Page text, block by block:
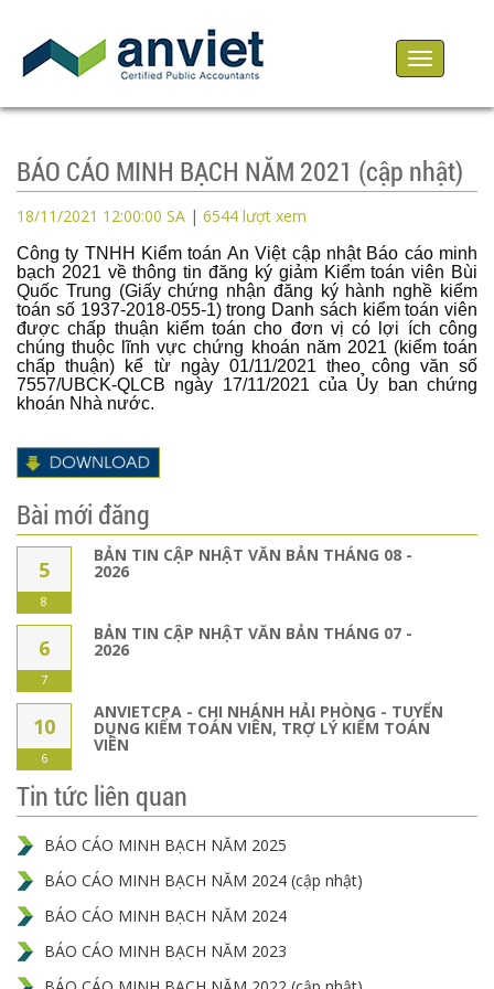
Toggle
BÁO CÁO MINH BẠCH NĂM 2021 (cập nhật)
18/11/2021 12:00:00 SA | 6544 lượt xem
Công ty TNHH Kiểm toán An Việt cập nhật Báo cáo minh
bạch 2021 về thông tin đăng ký giảm Kiểm toán viên Bùi
Quốc Trung (Giấy chứng nhận đăng ký hành nghề kiểm
toán số 1937-2018-055-1) trong Danh sách kiểm toán viên
được chấp thuận kiểm toán cho đơn vị có lợi ích công
chúng thuộc lĩnh vực chứng khoán năm 2021 (kiểm toán
chấp thuận) kể từ ngày 01/11/2021 theo công văn số
7557/UBCK-QLCB ngày 17/11/2021 của Ủy ban chứng
khoán Nhà nước.
Bài mới đăng
5
8
BẢN TIN CẬP NHẬT VĂN BẢN THÁNG 08 -
2026
6
7
BẢN TIN CẬP NHẬT VĂN BẢN THÁNG 07 -
2026
10
6
ANVIETCPA - CHI NHÁNH HẢI PHÒNG - TUYỂN
DỤNG KIỂM TOÁN VIÊN, TRỢ LÝ KIỂM TOÁN
VIÊN
Tin tức liên quan
BÁO CÁO MINH BẠCH NĂM 2025
BÁO CÁO MINH BẠCH NĂM 2024 (cập nhật)
BÁO CÁO MINH BẠCH NĂM 2024
BÁO CÁO MINH BẠCH NĂM 2023